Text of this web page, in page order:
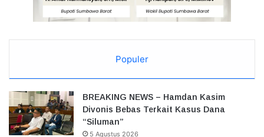
Populer
BREAKING NEWS – Hamdan Kasim
Divonis Bebas Terkait Kasus Dana
“Siluman”
5 Agustus 2026